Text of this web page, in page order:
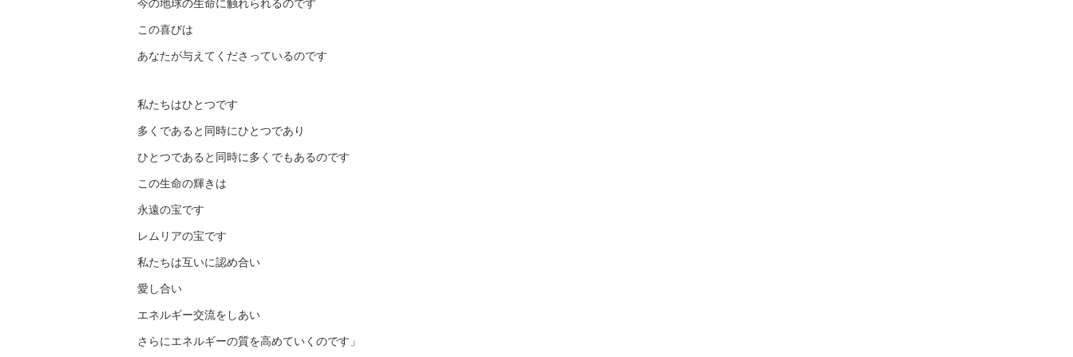
今の地球の生命に触れられるのです
この喜びは
あなたが与えてくださっているのです
私たちはひとつです
多くであると同時にひとつであり
ひとつであると同時に多くでもあるのです
この生命の輝きは
永遠の宝です
レムリアの宝です
私たちは互いに認め合い
愛し合い
エネルギー交流をしあい
さらにエネルギーの質を高めていくのです」